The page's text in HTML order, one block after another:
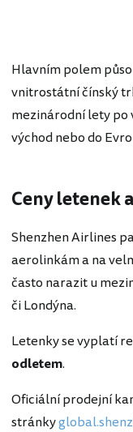
Hlavním polem
vnitrostátní čínský
mezinárodní lety po
východ nebo do
Ceny letenek
Shenzhen Airlines
aerolinkám a na
často narazit u
či Londýna.
Letenky se vyplatí
odletem.
Oficiální prodejní
stránky